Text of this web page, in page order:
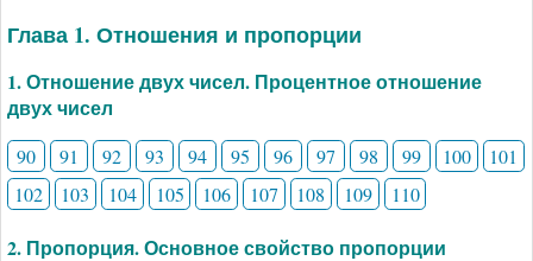
Глава 1. Отношения и пропорции
1. Отношение двух чисел. Процентное отношение
двух чисел
90 91 92 93 94 95 96 97 98 99 100
101
102
103 104 105 106 107 108 109 110
2. Пропорция. Основное свойство пропорции